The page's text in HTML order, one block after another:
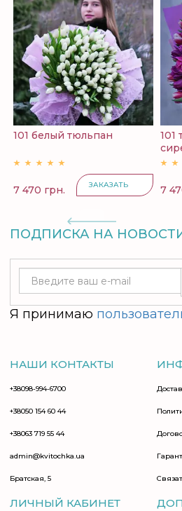
101 белый тюльпан
7 470 грн. ЗАКАЗАТЬ
101
7
ПОДПИСКА НА
Я принимаю
НАШИ КОНТАКТЫ
+38098-994-6700
+38050 154 60 44
+38063 719 55 44
admin@kvitochka.ua
Братская, 5
ЛИЧНЫЙ КАБИНЕТ